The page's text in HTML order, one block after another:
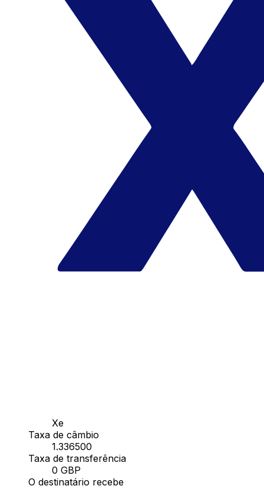
Xe
Taxa de câmbio
1.336500
Taxa de transferência
0 GBP
O destinatário recebe